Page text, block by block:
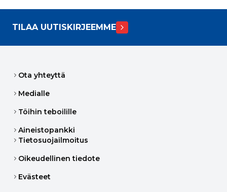
TILAA UUTISKIRJEEMME
Ota yhteyttä
Medialle
Töihin teboilille
Aineistopankki
Tietosuojailmoitus
Oikeudellinen tiedote
Evästeet